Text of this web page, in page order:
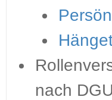
nach